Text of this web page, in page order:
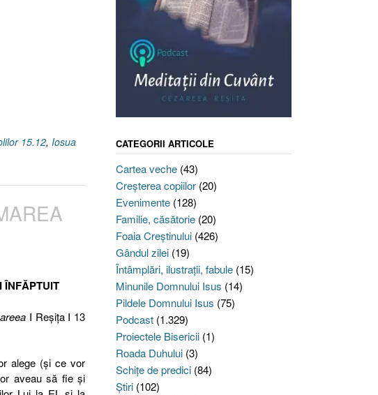
15.12, Iosua
I Reşiţa I 13
alege (şi ce vor
aveau să fie şi
CATEGORII ARTICOLE
Cartea veche(43)
Creşterea copiilor(20)
Evenimente(128)
Familie, căsătorie(20)
Foaia Creştinului(426)
Gândul zilei(19)
Întâmplări, ilustraţii, fabule(15)
Minunile Domnului Isus (14)
Pildele Domnului Isus (75)
Podcast(1.329)
Proiectele Bisericii(1)
Roada Duhului(3)
Schiţe de predici(84)
Ştiri(102)